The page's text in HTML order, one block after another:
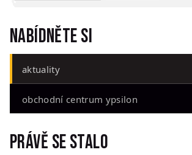
Nabídněte si
aktuality
obchodní centrum ypsilon
Právě se stalo